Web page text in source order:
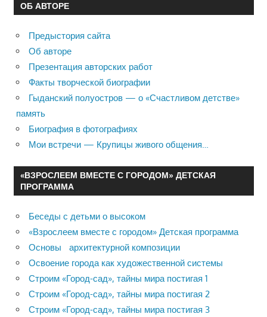
ОБ АВТОРЕ
Предыстория сайта
Об авторе
Презентация авторских работ
Факты творческой биографии
Гыданский полуостров — о «Счастливом детстве»
память
Биография в фотографиях
Мои встречи — Крупицы живого общения…
«ВЗРОСЛЕЕМ ВМЕСТЕ С ГОРОДОМ» ДЕТСКАЯ
ПРОГРАММА
Беседы с детьми о высоком
«Взрослеем вместе с городом» Детская программа
Основы архитектурной композиции
Освоение города как художественной системы
Строим «Город-сад», тайны мира постигая 1
Строим «Город-сад», тайны мира постигая 2
Строим «Город-сад», тайны мира постигая 3